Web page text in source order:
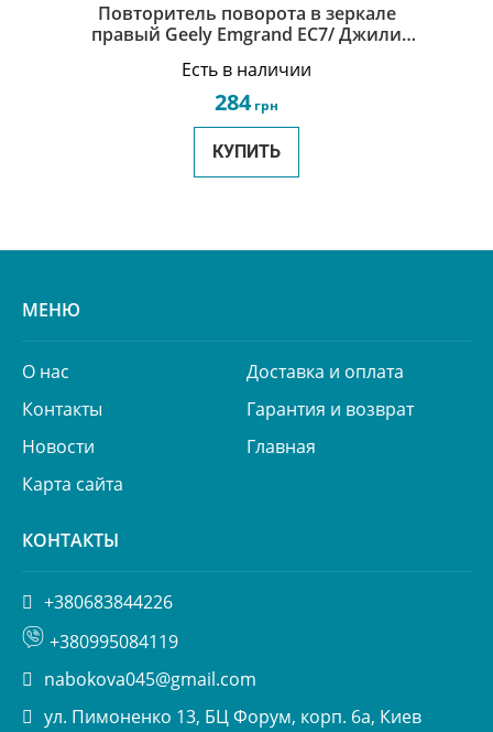
Повторитель поворота в зеркале
правый Geely Emgrand EC7/ Джили
Есть в наличии
284грн
КУПИТЬ
МЕНЮ
О нас
Доставка и оплата
Контакты
Гарантия и возврат
Новости
Главная
Карта сайта
КОНТАКТЫ
+380683844226
+380995084119
nabokova045@gmail.com
ул. Пимоненко 13, БЦ Форум, корп. 6а, Киев